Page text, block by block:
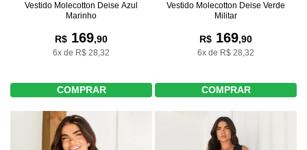
Vestido Molecotton Deise Azul
Marinho
R$ 169,90
6x de R$ 28,32
COMPRAR
Vestido Molecotton Deise Verde
Militar
R$ 169,90
6x de R$ 28,32
COMPRAR